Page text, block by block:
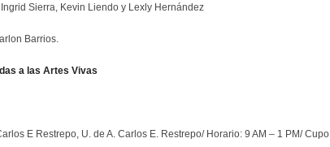
Sierra, Kevin Liendo y Lexly Hernández
Barrios.
a las Artes Vivas
E Restrepo, U. de A. Carlos E. Restrepo/ Horario: 9 AM – 1 PM/ Cupo